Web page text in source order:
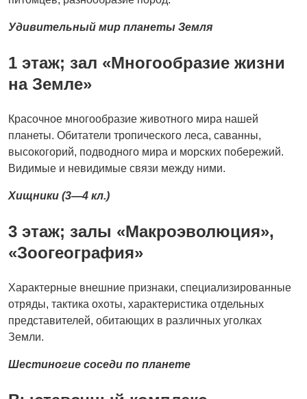
Удивительный мир планеты Земля
1 этаж; зал «Многообразие жизни
на Земле»
Красочное многообразие животного мира нашей
планеты. Обитатели тропического леса, саванны,
высокогорий, подводного мира и морских побережий.
Видимые и невидимые связи между ними.
Хищники (3—4 кл.)
3 этаж; залы «Макроэволюция»,
«Зоогеография»
Характерные внешние признаки, специализированные
отряды, тактика охоты, характеристика отдельных
представителей, обитающих в различных уголках
Земли.
Шестиногие соседи по планете